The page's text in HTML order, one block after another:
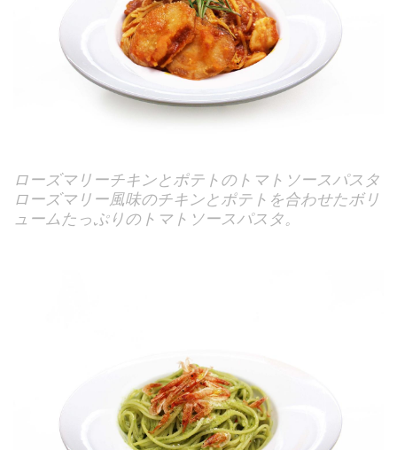
ローズマリーチキンとポテトのトマトソースパスタ
ローズマリー風味のチキンとポテトを合わせたボリ
ュームたっぷりのトマトソースパスタ。